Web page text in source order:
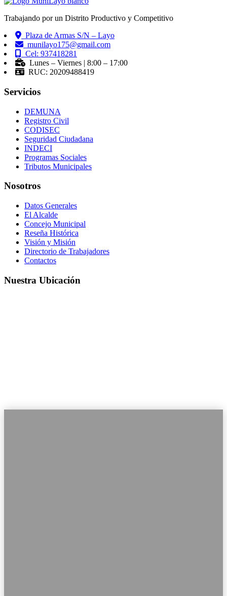
Trabajando por un Distrito Productivo y Competitivo
Plaza de Armas S/N – Layo
munilayo175@gmail.com
Cel: 937418281
Lunes – Viernes | 8:00 – 17:00
RUC: 20209488419
Servicios
DEMUNA
Registro Civil
CODISEC
Seguridad Ciudadana
INDECI
Programas Sociales
Tributos Municipales
Nosotros
Datos Generales
El Alcalde
Concejo Municipal
Reseña Histórica
Visión y Misión
Directorio de Trabajadores
Contactos
Nuestra Ubicación